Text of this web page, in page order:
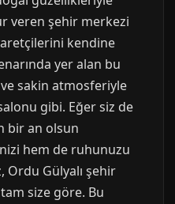
veren şehir merkezi
kendine
yer alan bu
sakin atmosferiyle
gibi. Eğer siz de
bir an olsun
hem de ruhunuzu
Ordu Gülyalı şehir
size göre. Bu